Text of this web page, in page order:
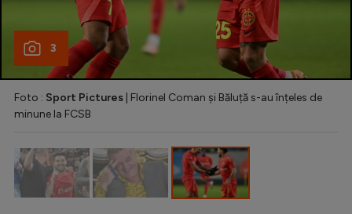
3
Foto : Sport Pictures | Florinel Coman și Băluță s-au înțeles de
minune la FCSB